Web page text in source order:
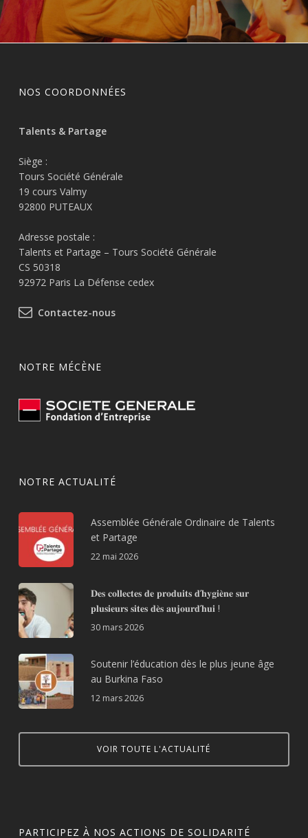
NOS COORDONNÉES
Talents & Partage
Siège :
Tours Société Générale
19 cours Valmy
92800 PUTEAUX
Adresse postale :
Talents et Partage – Tours Société Générale
CS 50318
92972 Paris La Défense cedex
Contactez-nous
NOTRE MÉCÈNE
NOTRE ACTUALITÉ
Assemblée Générale Ordinaire de Talents
et Partage
22 mai 2026
𝐃𝐞𝐬 𝐜𝐨𝐥𝐥𝐞𝐜𝐭𝐞𝐬 𝐝𝐞 𝐩𝐫𝐨𝐝𝐮𝐢𝐭𝐬 𝐝’𝐡𝐲𝐠𝐢𝐞̀𝐧𝐞 𝐬𝐮𝐫
𝐩𝐥𝐮𝐬𝐢𝐞𝐮𝐫𝐬 𝐬𝐢𝐭𝐞𝐬 𝐝𝐞̀𝐬 𝐚𝐮𝐣𝐨𝐮𝐫𝐝’𝐡𝐮𝐢 !
30 mars 2026
Soutenir l’éducation dès le plus jeune âge
au Burkina Faso
12 mars 2026
VOIR TOUTE L'ACTUALITÉ
PARTICIPEZ À NOS ACTIONS DE SOLIDARITÉ